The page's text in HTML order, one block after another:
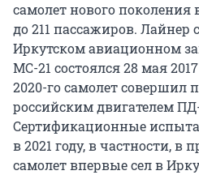
самолет нового поколения
до 211 пассажиров. Лайнер
Иркутском авиационном
МС-21 состоялся 28 мая
2020-го самолет совершил
российским двигателем
Сертификационные
в 2021 году, в частности, в
самолет впервые сел в